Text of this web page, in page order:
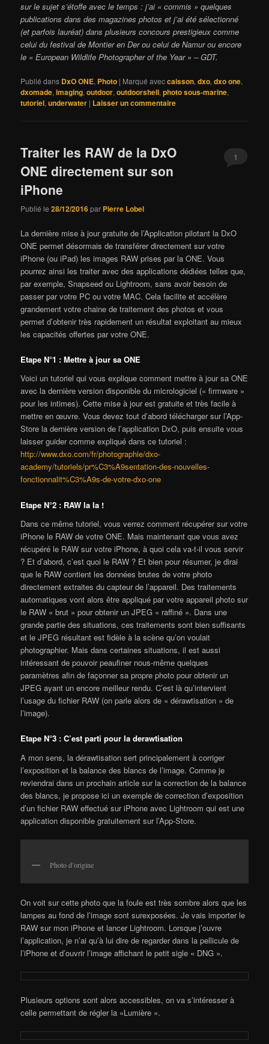
sur le sujet s’étoffe avec le temps : j’ai « commis » quelques
publications dans des magazines photos et j’ai été sélectionné
(et parfois lauréat) dans plusieurs concours prestigieux comme
celui du festival de Montier en Der ou celui de Namur ou encore
le « European Wildlife Photographer of the Year » – GDT.
Publié dans DxO ONE, Photo | Marqué aveccaisson,dxo,dxo one,
dxomade,imaging,outdoor,outdoorshell,photo sous-marine,
tutoriel,underwater | Laisser un commentaire
Traiter les RAW de la DxO
ONE directement sur son
iPhone
Publié le28/12/2016par Pierre Lobel
1
La dernière mise à jour gratuite de l’Application pilotant la DxO
ONE permet désormais de transférer directement sur votre
iPhone (ou iPad) les images RAW prises par la ONE. Vous
pourrez ainsi les traiter avec des applications dédiées telles que,
par exemple, Snapseed ou Lightroom, sans avoir besoin de
passer par votre PC ou votre MAC. Cela facilite et accélère
grandement votre chaine de traitement des photos et vous
permet d’obtenir très rapidement un résultat exploitant au mieux
les capacités offertes par votre ONE.
Etape N°1 : Mettre à jour sa ONE
Voici un tutoriel qui vous explique comment mettre à jour sa ONE
avec la dernière version disponible du micrologiciel (« firmware »
pour les intimes). Cette mise à jour est gratuite et très facile à
mettre en œuvre. Vous devez tout d’abord télécharger sur l’App-
Store la dernière version de l’application DxO, puis ensuite vous
laisser guider comme expliqué dans ce tutoriel :
http://www.dxo.com/fr/photographie/dxo-
academy/tutoriels/pr%C3%A9sentation-des-nouvelles-
fonctionnalit%C3%A9s-de-votre-dxo-one
Etape N°2 : RAW la la !
Dans ce même tutoriel, vous verrez comment récupérer sur votre
iPhone le RAW de votre ONE. Mais maintenant que vous avez
récupéré le RAW sur votre iPhone, à quoi cela va-t-il vous servir
? Et d’abord, c’est quoi le RAW ? Et bien pour résumer, je dirai
que le RAW contient les données brutes de votre photo
directement extraites du capteur de l’appareil. Des traitements
automatiques vont alors être appliqué par votre appareil photo sur
le RAW « brut » pour obtenir un JPEG « raffiné ». Dans une
grande partie des situations, ces traitements sont bien suffisants
et le JPEG résultant est fidèle à la scène qu’on voulait
photographier. Mais dans certaines situations, il est aussi
intéressant de pouvoir peaufiner nous-même quelques
paramètres afin de façonner sa propre photo pour obtenir un
JPEG ayant un encore meilleur rendu. C’est là qu’intervient
l’usage du fichier RAW (on parle alors de « dérawtisation » de
l’image).
Etape N°3 : C’est parti pour la derawtisation
A mon sens, la dérawtisation sert principalement à corriger
l’exposition et la balance des blancs de l’image. Comme je
reviendrai dans un prochain article sur la correction de la balance
des blancs, je propose ici un exemple de correction d’exposition
d’un fichier RAW effectué sur iPhone avec Lightroom qui est une
application disponible gratuitement sur l’App-Store.
Photo d’origine
On voit sur cette photo que la foule est très sombre alors que les
lampes au fond de l’image sont surexposées. Je vais importer le
RAW sur mon iPhone et lancer Lightroom. Lorsque j’ouvre
l’application, je n’ai qu’à lui dire de regarder dans la pellicule de
l’iPhone et d’ouvrir l’image affichant le petit sigle « DNG ».
Plusieurs options sont alors accessibles, on va s’intéresser à
celle permettant de régler la «Lumière ».